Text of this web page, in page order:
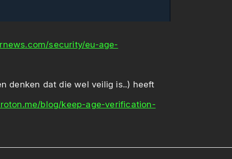
security/eu-age-
denken dat die wel veilig is..) heeft
blog/keep-age-verification-